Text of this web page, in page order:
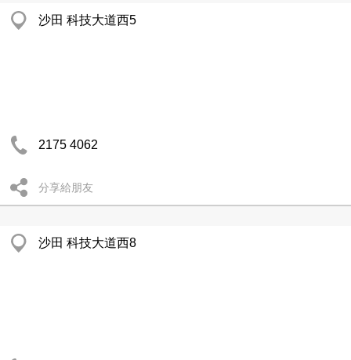
沙田 科技大道西5
2175 4062
分享給朋友
沙田 科技大道西8